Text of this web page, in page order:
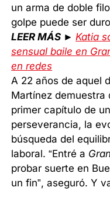
un arma de doble
golpe puede ser
LEER MÁS ►Katia
sensual baile en
en redes
A 22 años de aquel
Martínez demuestra
primer capítulo de
perseverancia, la
búsqueda del
laboral. “Entré a
probar suerte en
un fin”, aseguró. Y